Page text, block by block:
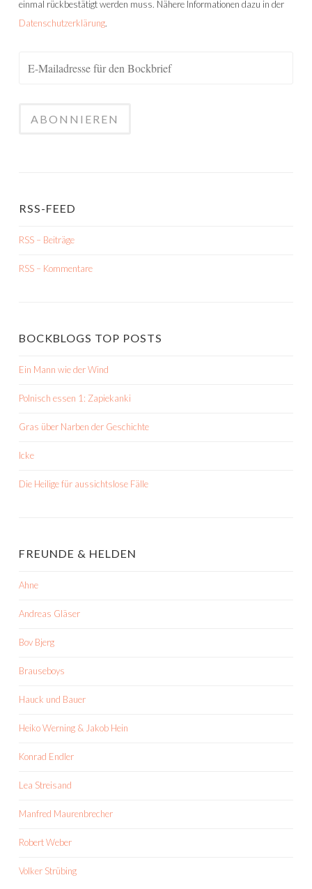
einmal rückbestätigt werden muss. Nähere Informationen dazu in der
Datenschutzerklärung.
RSS-FEED
RSS – Beiträge
RSS – Kommentare
BOCKBLOGS TOP POSTS
Ein Mann wie der Wind
Polnisch essen 1: Zapiekanki
Gras über Narben der Geschichte
Icke
Die Heilige für aussichtslose Fälle
FREUNDE & HELDEN
Ahne
Andreas Gläser
Bov Bjerg
Brauseboys
Hauck und Bauer
Heiko Werning & Jakob Hein
Konrad Endler
Lea Streisand
Manfred Maurenbrecher
Robert Weber
Volker Strübing